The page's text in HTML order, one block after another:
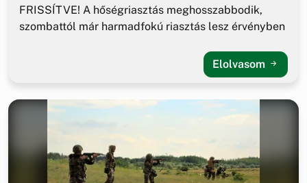
FRISSÍTVE! A hőségriasztás meghosszabbodik,
szombattól már harmadfokú riasztás lesz érvényben
Elolvasom